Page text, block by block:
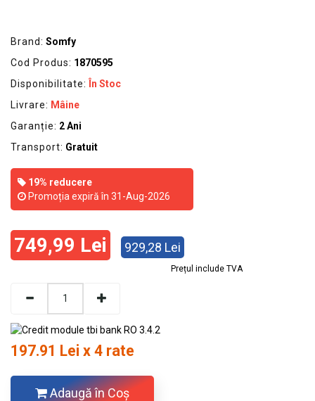
Brand: Somfy
Cod Produs: 1870595
Disponibilitate:
În Stoc
Livrare: Mâine
Garanție: 2 Ani
Transport: Gratuit
19% reducere
Promoția expiră în 31-Aug-2026
749,99 Lei 929,28 Lei
Prețul include TVA
197.91 Lei x 4 rate
Adaugă în Coş